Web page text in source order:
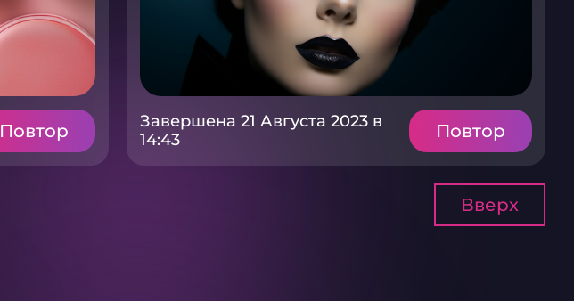
Повтор
Завершена 21 Августа 2023 в
14:43
Повтор
Вверх